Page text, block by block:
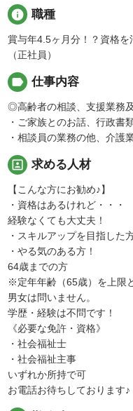
info 職種
賞与年4.5ヶ月分！？資格
（正社員）
label 仕事内容
◎高齢者の相談、支援業務
・ご家族とのお話、行政書
・相談員の業務の他、介護
portrait 求める人材
【こんな方にお勧め♪】
・資格はあるけれど・・・
経験なくても大丈夫！
・スキルアップを目指した
・やる気のある方！
64歳までの方
※定年年齢（65歳）を上限
男女は問いません。
学歴・経験は不問です！
《必要な免許・資格》
・社会福祉士
・社会福祉主事
いずれか所持で可
お電話お待ちしております♪